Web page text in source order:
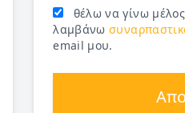
θέλω να γίνω
λαμβάνω
email μου.